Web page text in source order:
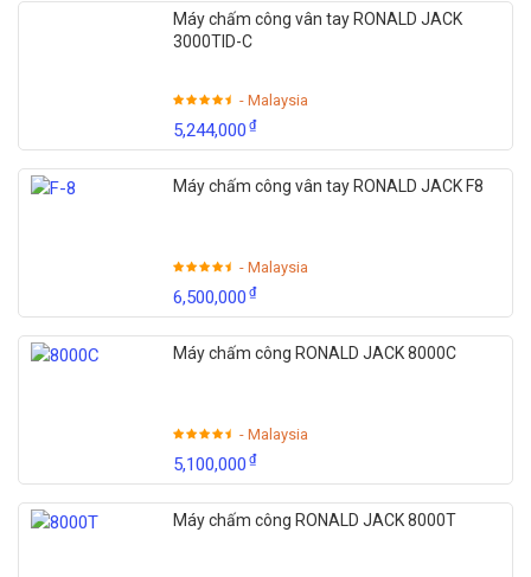
Máy chấm công vân tay RONALD JACK
3000TID-C
- Malaysia
5,244,000₫
Máy chấm công vân tay RONALD JACK F8
- Malaysia
6,500,000₫
Máy chấm công RONALD JACK 8000C
- Malaysia
5,100,000₫
Máy chấm công RONALD JACK 8000T